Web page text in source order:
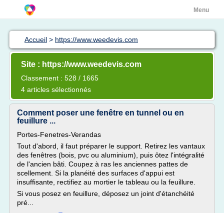
Menu
Accueil > https://www.weedevis.com
Site : https://www.weedevis.com
Classement : 528 / 1665
4 articles sélectionnés
Comment poser une fenêtre en tunnel ou en
feuillure ...
Portes-Fenetres-Verandas
Tout d'abord, il faut préparer le support. Retirez les vantaux
des fenêtres (bois, pvc ou aluminium), puis ôtez l'intégralité
de l'ancien bâti. Coupez à ras les anciennes pattes de
scellement. Si la planéité des surfaces d'appui est
insuffisante, rectifiez au mortier le tableau ou la feuillure.
Si vous posez en feuillure, déposez un joint d'étanchéité
pré...